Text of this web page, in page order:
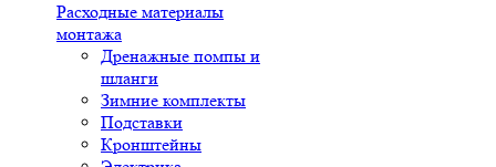
Расходные материалы
монтажа
Дренажные помпы и
шланги
Зимние комплекты
Подставки
Кронштейны